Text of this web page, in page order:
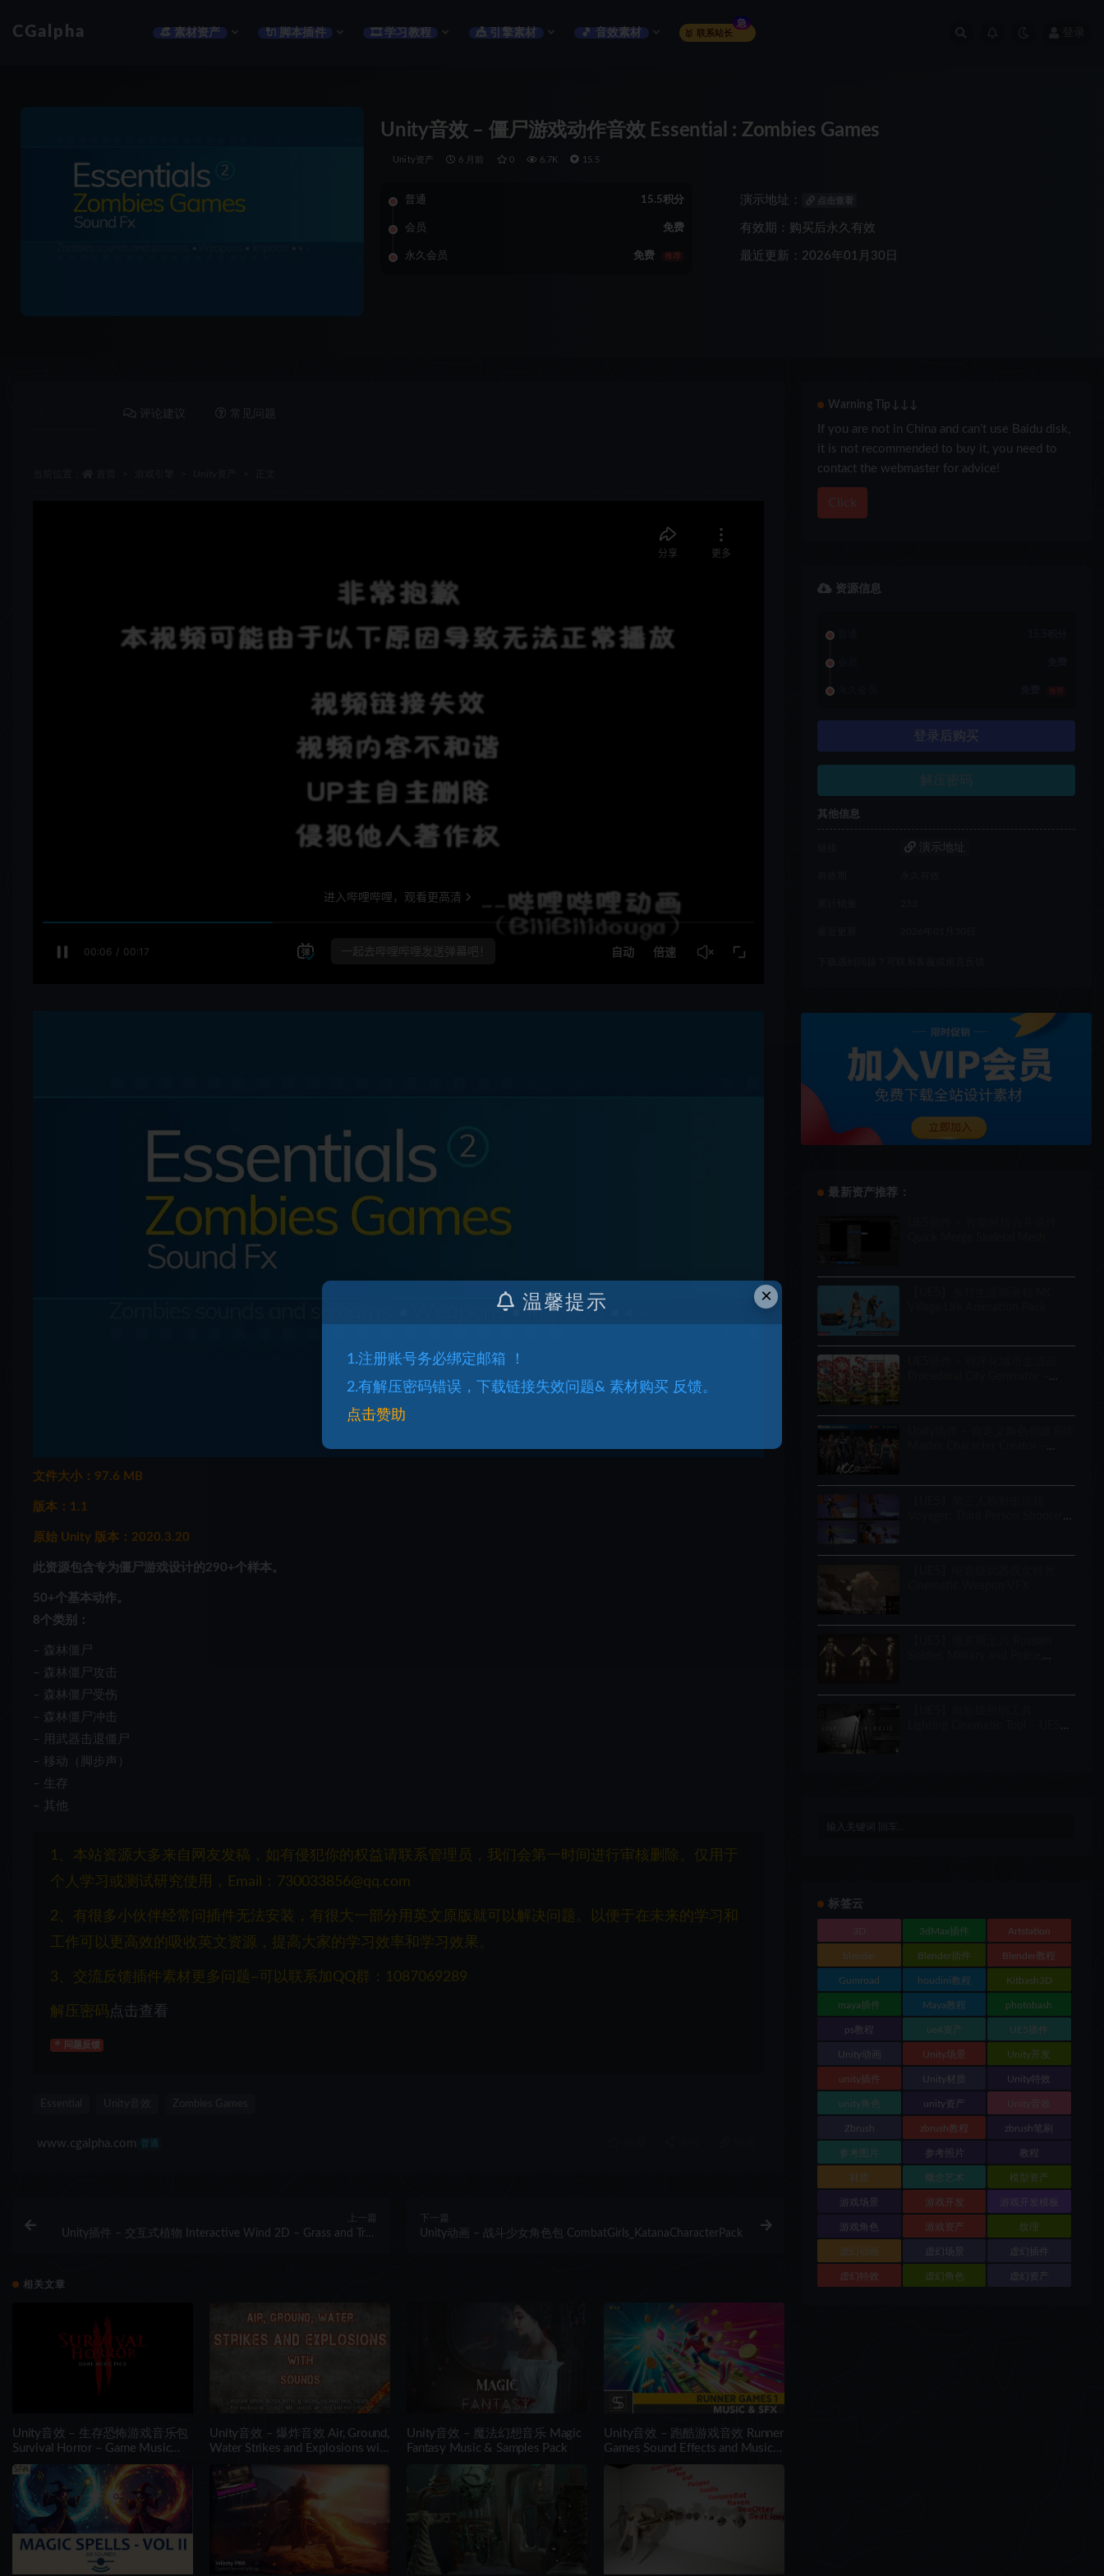
CGalpha 👒 素材资产 🔌 脚本插件 🎞️ 学习教程 🎪 引擎素材 🎵 音效素材 🥇 联系站长
急
Unity音效 – 僵尸游戏动作音效 Essential : Zombies Games
Unity资产 6 月前 0 6.7K 15.5
普通 15.5积分
会员 免费
永久会员 免费 推荐
演示地址： 点击查看
有效期：购买后永久有效
最近更新：2026年01月30日
评论建议 常见问题
文件大小：97.6 MB
版本：1.1
原始 Unity 版本：2020.3.20
此资源包含专为僵尸游戏设计的290+个样本。
50+个基本动作。
8个类别：
– 森林僵尸
– 森林僵尸攻击
– 森林僵尸受伤
– 森林僵尸冲击
– 用武器击退僵尸
– 移动（脚步声）
– 生存
– 其他
1、本站资源大多来自网友发稿，如有侵犯你的权益请联系管理员，我们会第一时间进行审核删除。仅用于
个人学习或测试研究使用，Email：730033856@qq.com
2、有很多小伙伴经常问插件无法安装，有很大一部分用英文原版就可以解决问题。以便于在未来的学习和
工作可以更高效的吸收英文资源，提高大家的学习效率和学习效果。
3、交流反馈插件素材更多问题~可以联系加QQ群：1087069289
解压密码 点击查看
问题反馈
www.cgalpha.com 普通
上一篇
Unity插件 – 交互式植物 Interactive Wind 2D – Grass and Tree
下一篇
Unity动画 – 战斗少女角色包 CombatGirls_KatanaCharacterPack
相关文章
Unity音效 – 生存恐怖游戏音乐包
Survival Horror – Game Music
Pack II
Unity音效 – 爆炸音效 Air, Ground,
Water Strikes and Explosions with
Sounds
Unity音效 – 魔法幻想音乐 Magic
Fantasy Music & Samples Pack
Unity音效 – 跑酷游戏音效 Runner
Games Sound Effects and Music
Pack Vol.1
Warning Tip↓↓↓
If you are not in China and can’t use Baidu disk,
it is not recommended to buy it, you need to
contact the webmaster for advice!
Click
资源信息
推荐
登录后购买
解压密码
其他信息
演示地址
最新资产推荐：
标签云
3D 3dMax插件 Artstation
blender Blender插件 Blender教程
Gumroad houdini教程 Kitbash3D
maya插件 Maya教程 photobash
ps教程 ue4资产 UE5插件
Unity动画 Unity场景 Unity开发
unity插件 Unity材质 Unity特效
unity角色 unity资产 Unity音效
Zbrush zbrush教程 zbrush笔刷
参考图片 参考照片 教程
材质 概念艺术 模型资产
游戏场景 游戏开发 游戏开发模板
游戏角色 游戏资产 纹理
虚幻动画 虚幻场景 虚幻插件
虚幻特效 虚幻角色 虚幻资产
×
温馨提示
1.注册账号务必绑定邮箱 ！
2.有解压密码错误，下载链接失效问题& 素材购买 反馈。
点击赞助